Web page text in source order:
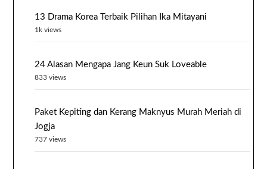
13 Drama Korea Terbaik Pilihan Ika Mitayani
1k views
24 Alasan Mengapa Jang Keun Suk Loveable
833 views
Paket Kepiting dan Kerang Maknyus Murah Meriah di
Jogja
737 views